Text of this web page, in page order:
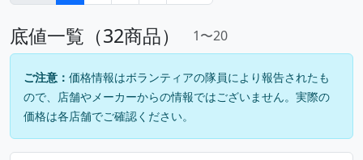
底値一覧（32商品） 1〜20
ご注意： 価格情報はボランティアの隊員により報告されたも
ので、店舗やメーカーからの情報ではございません。実際の
価格は各店舗でご確認ください。